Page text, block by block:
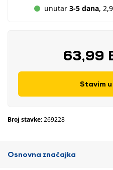
unutar 3-5 dana,
63,99
Stavim
Broj stavke:269228
Osnovna značajka